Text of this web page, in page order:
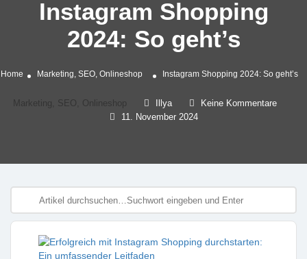
Instagram Shopping
2024: So geht’s
Home Marketing, SEO, Onlineshop Instagram Shopping 2024: So geht’s
Marketing, SEO, Onlineshop Illya
Keine Kommentare
11. November 2024